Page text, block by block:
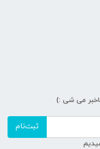
می شی :)
ثبت‌نام